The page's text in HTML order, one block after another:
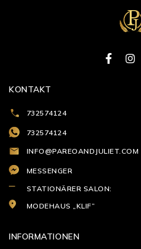
KONTAKT
732574124
732574124
INFO@PAREOANDJULIET.COM
MESSENGER
STATIONÄRER SALON:
MODEHAUS „KLIF”
INFORMATIONEN